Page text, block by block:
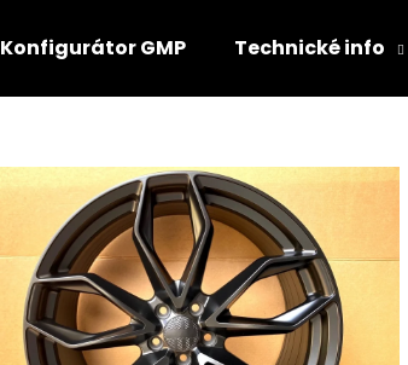
Konfigurátor GMP Technické info
HLEDAT
Doporučujeme